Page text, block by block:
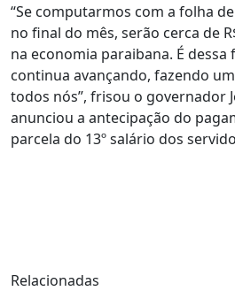
“Se computarmos com a folha
no final do mês, serão cerca de
na economia paraibana. É
continua avançando, fazendo
todos nós”, frisou o governador
anunciou a antecipação do
parcela do 13º salário dos
Relacionadas